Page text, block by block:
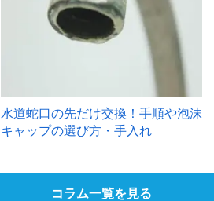
水道蛇口の先だけ交換！手順や泡沫
キャップの選び方・手入れ
コラム一覧を見る